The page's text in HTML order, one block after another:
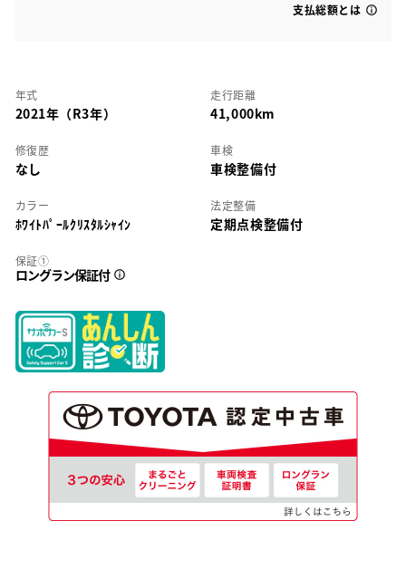
支払総額とは
年式
2021年（R3年）
走行距離
41,000km
修復歴
なし
車検
車検整備付
カラー
ﾎﾜｲﾄﾊﾟｰﾙｸﾘｽﾀﾙｼｬｲﾝ
法定整備
定期点検整備付
保証①
ロングラン保証付